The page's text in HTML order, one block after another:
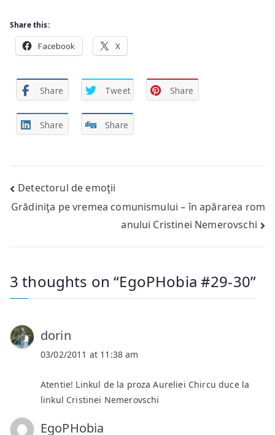
Share this:
Facebook X
Share Tweet Share
Share Share
Post
navigation
Detectorul de emoţii
Grădiniţa pe vremea comunismului – în apărarea rom
anului Cristinei Nemerovschi
3 thoughts on “EgoPHobia #29-30”
dorin
03/02/2011 at 11:38 am
Atentie! Linkul de la proza Aureliei Chircu duce la
linkul Cristinei Nemerovschi
EgoPHobia